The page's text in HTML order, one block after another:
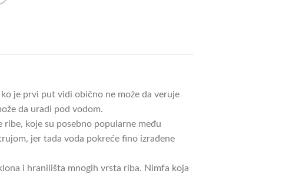
je prvi put vidi obično ne može da veruje
da uradi pod vodom.
koje su posebno popularne među
jer tada voda pokreće fino izrađene
i hranilišta mnogih vrsta riba. Nimfa koja